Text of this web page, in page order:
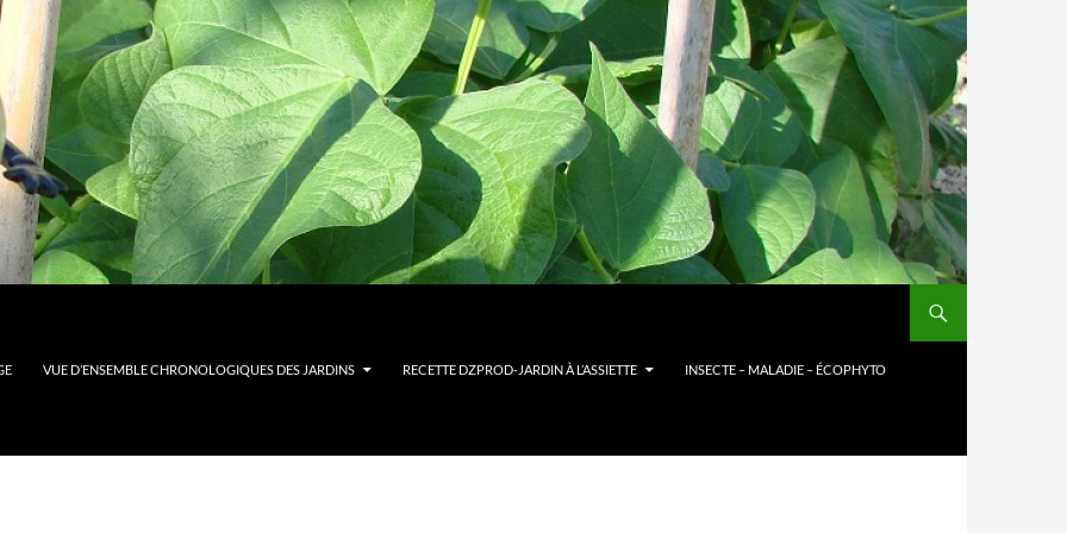
VUE D’ENSEMBLE CHRONOLOGIQUES DES JARDINS RECETTE DZPROD-JARDIN À L’ASSIETTE INSECTE – MALADIE – ÉCOPHYTO